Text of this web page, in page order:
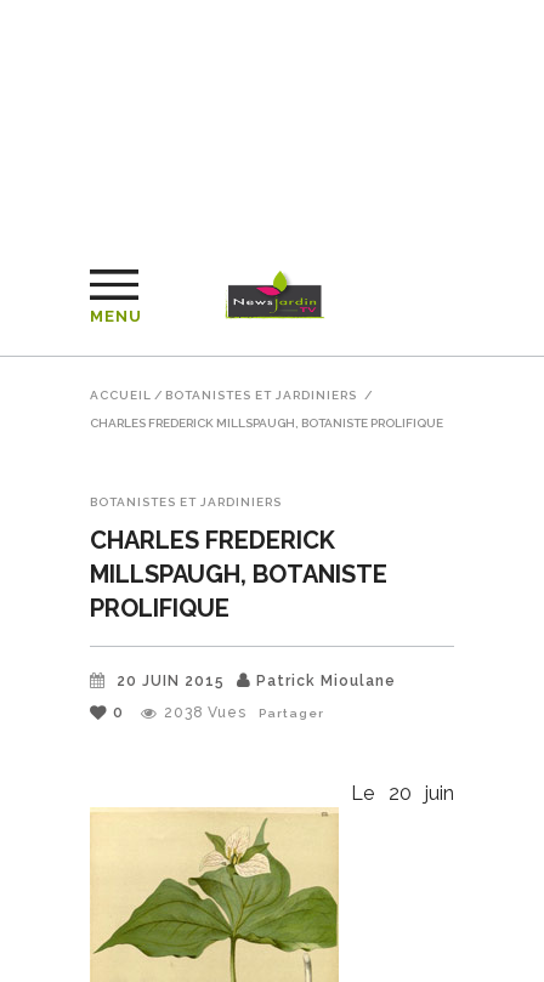
MENU
ACCUEIL / BOTANISTES ET JARDINIERS /
CHARLES FREDERICK MILLSPAUGH, BOTANISTE PROLIFIQUE
BOTANISTES ET JARDINIERS
CHARLES FREDERICK
MILLSPAUGH, BOTANISTE
PROLIFIQUE
20 JUIN 2015
Patrick Mioulane
0
2038 Vues Partager
Le 20 juin